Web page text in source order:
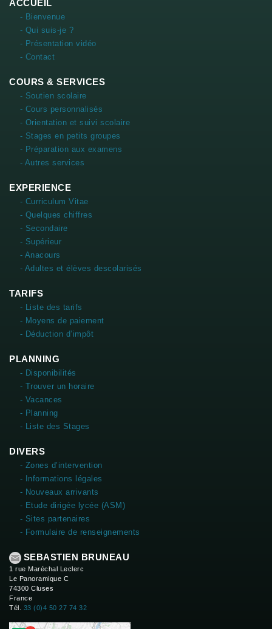
ACCUEIL
- Bienvenue
- Qui suis-je ?
- Présentation vidéo
- Contact
COURS & SERVICES
- Soutien scolaire
- Cours personnalisés
- Orientation et suivi scolaire
- Stages en petits groupes
- Préparation aux examens
- Autres services
EXPERIENCE
- Curriculum Vitae
- Quelques chiffres
- Secondaire
- Supérieur
- Anacours
- Adultes et élèves descolarisés
TARIFS
- Liste des tarifs
- Moyens de paiement
- Déduction d’impôt
PLANNING
- Disponibilités
- Trouver un horaire
- Vacances
- Planning
- Liste des Stages
DIVERS
- Zones d’intervention
- Informations légales
- Nouveaux arrivants
- Etude dirigée lycée (ASM)
- Sites partenaires
- Formulaire de renseignements
SEBASTIEN BRUNEAU
1 rue Maréchal Leclerc
Le Panoramique C
74300 Cluses
France
Tél. 33 (0)4 50 27 74 32